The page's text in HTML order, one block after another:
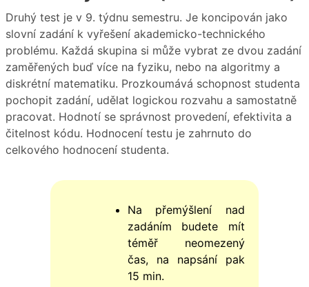
Druhý test je v 9. týdnu semestru. Je koncipován jako
slovní zadání k vyřešení akademicko-technického
problému. Každá skupina si může vybrat ze dvou zadání
zaměřených buď více na fyziku, nebo na algoritmy a
diskrétní matematiku. Prozkoumává schopnost studenta
pochopit zadání, udělat logickou rozvahu a samostatně
pracovat. Hodnotí se správnost provedení, efektivita a
čitelnost kódu. Hodnocení testu je zahrnuto do
celkového hodnocení studenta.
Na přemýšlení nad
zadáním budete mít
téměř neomezený
čas, na napsání pak
15 min.